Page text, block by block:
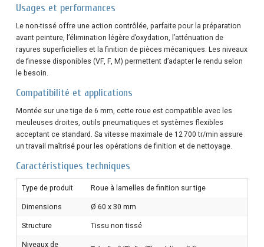
Usages et performances
Le non-tissé offre une action contrôlée, parfaite pour la préparation
avant peinture, l’élimination légère d’oxydation, l’atténuation de
rayures superficielles et la finition de pièces mécaniques. Les niveaux
de finesse disponibles (VF, F, M) permettent d’adapter le rendu selon
le besoin.
Compatibilité et applications
Montée sur une tige de 6 mm, cette roue est compatible avec les
meuleuses droites, outils pneumatiques et systèmes flexibles
acceptant ce standard. Sa vitesse maximale de 12 700 tr/min assure
un travail maîtrisé pour les opérations de finition et de nettoyage.
Caractéristiques techniques
Type de produit Roue à lamelles de finition sur tige
Dimensions Ø 60 x 30 mm
Structure Tissu non tissé
Niveaux de